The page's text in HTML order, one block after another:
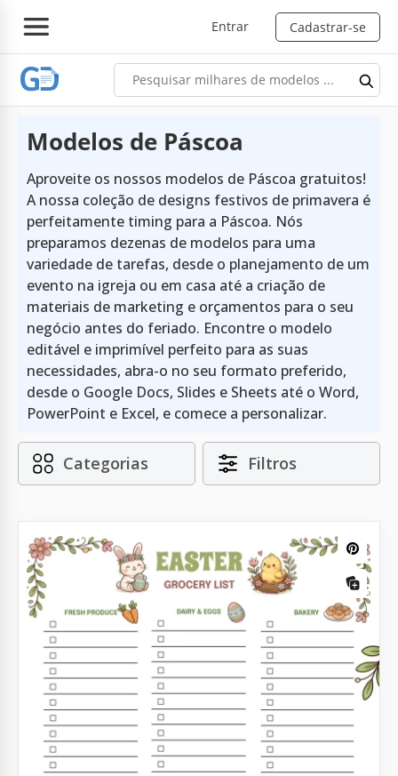
Entrar Cadastrar-se
Modelos de Páscoa
Aproveite os nossos modelos de Páscoa gratuitos!
A nossa coleção de designs festivos de primavera é
perfeitamente timing para a Páscoa. Nós
preparamos dezenas de modelos para uma
variedade de tarefas, desde o planejamento de um
evento na igreja ou em casa até a criação de
materiais de marketing e orçamentos para o seu
negócio antes do feriado. Encontre o modelo
editável e imprimível perfeito para as suas
necessidades, abra-o no seu formato preferido,
desde o Google Docs, Slides e Sheets até o Word,
PowerPoint e Excel, e comece a personalizar.
Categorias Filtros